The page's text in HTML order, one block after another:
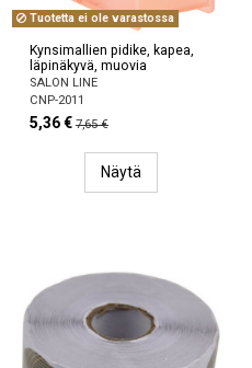
Tuotetta ei ole varastossa
Kynsimallien pidike, kapea,
läpinäkyvä, muovia
SALON LINE
CNP-2011
5,36 € 7,65 €
Näytä